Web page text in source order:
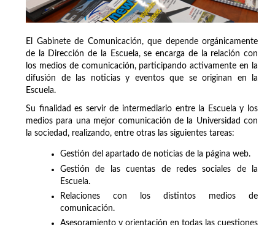
El Gabinete de Comunicación, que depende orgánicamente
de la Dirección de la Escuela, se encarga de la relación con
los medios de comunicación, participando activamente en la
difusión de las noticias y eventos que se originan en la
Escuela.
Su finalidad es servir de intermediario entre la Escuela y los
medios para una mejor comunicación de la Universidad con
la sociedad, realizando, entre otras las siguientes tareas:
Gestión del apartado de noticias de la página web.
Gestión de las cuentas de redes sociales de la
Escuela.
Relaciones con los distintos medios de
comunicación.
Asesoramiento y orientación en todas las cuestiones